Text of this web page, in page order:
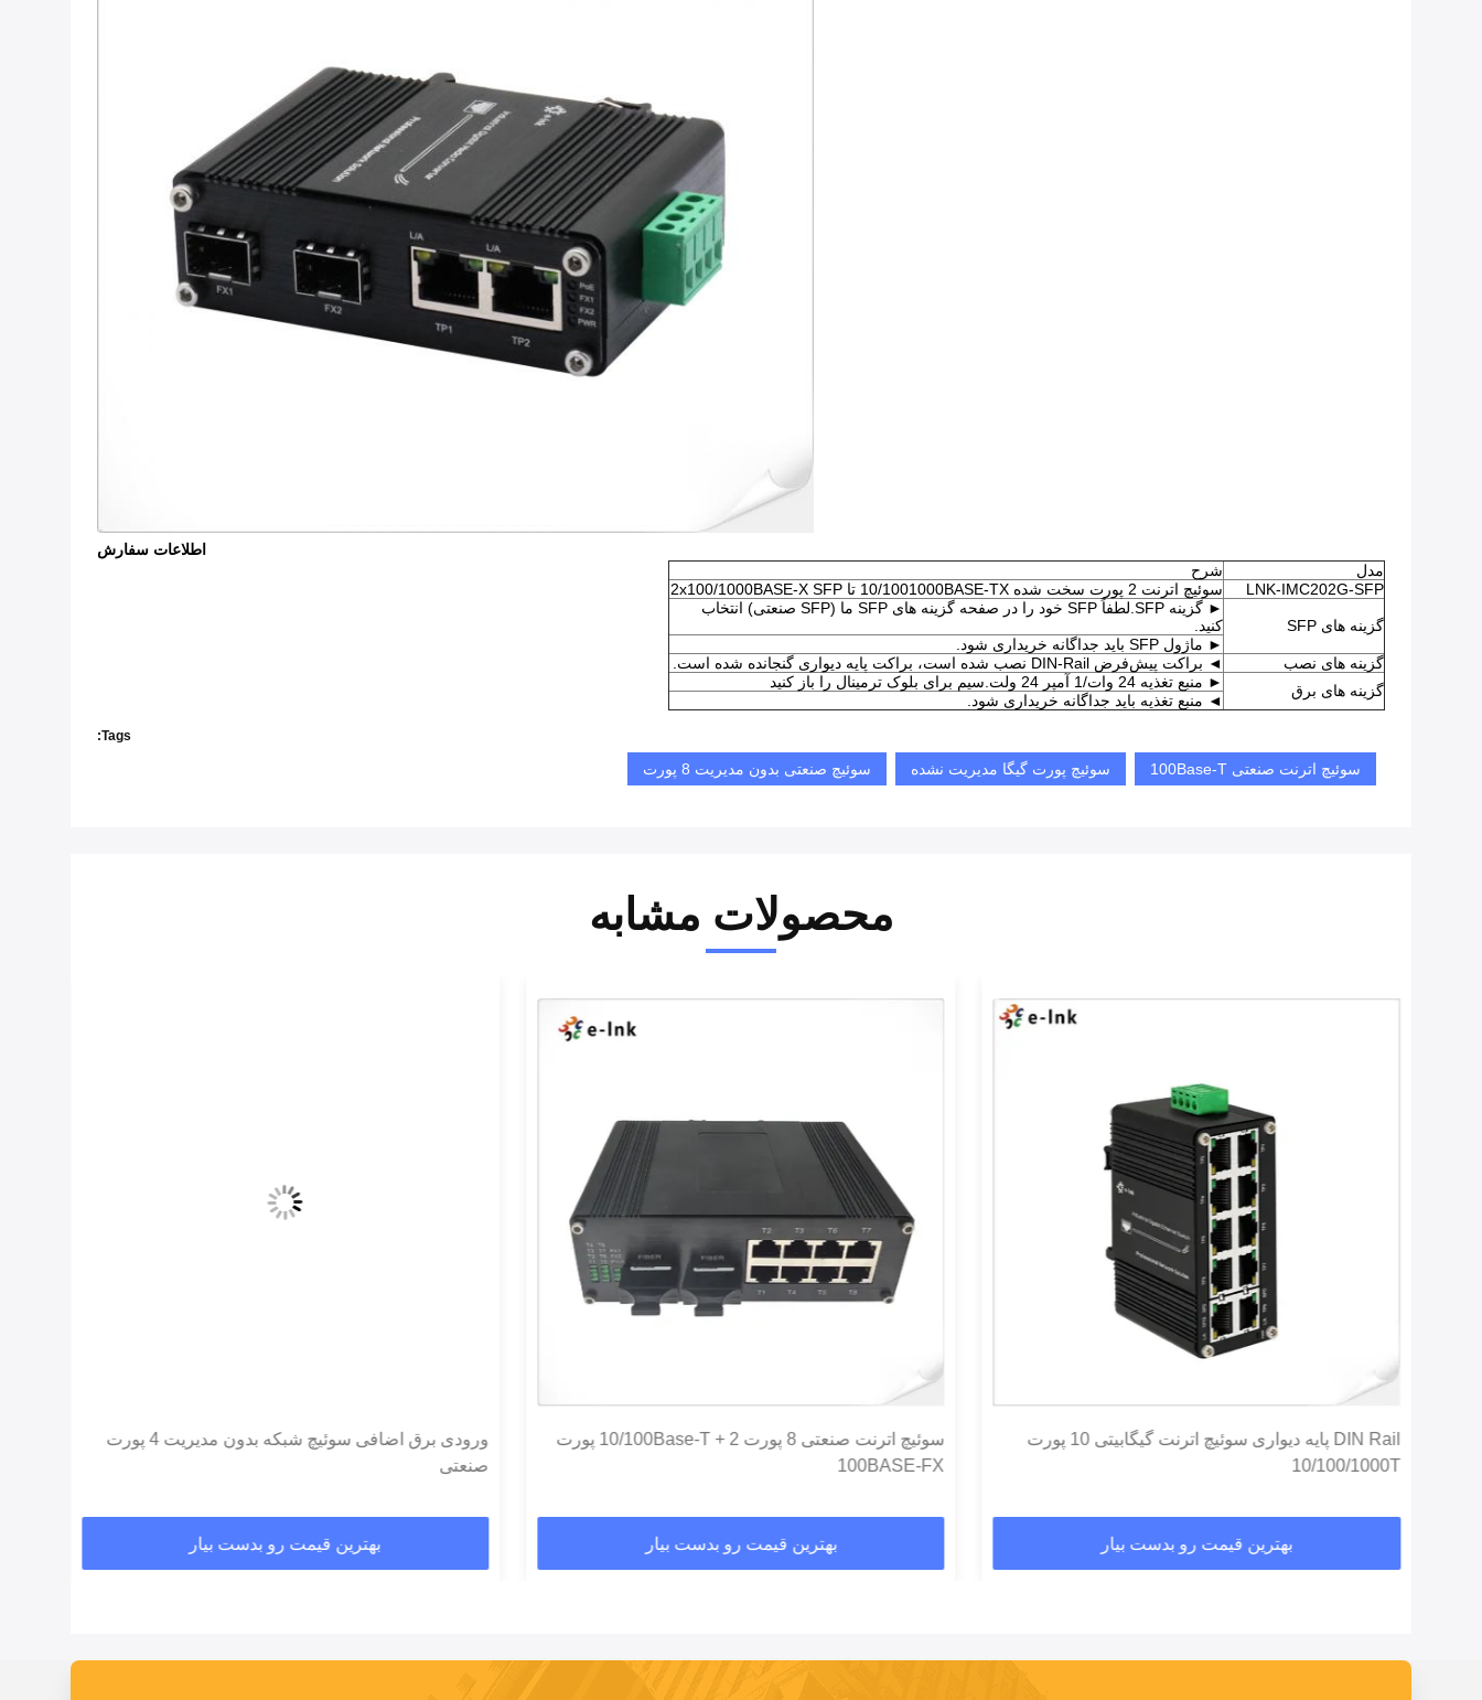
اطلاعات سفارش
مدل
شرح
LNK-IMC202G-SFP
سوئیچ اترنت 2 پورت سخت شده 10/1001000BASE-TX تا 2x100/1000BASE-X SFP
گزینه های SFP
► گزینه SFP.لطفاً SFP خود را در صفحه گزینه های SFP ما (SFP صنعتی) انتخاب
کنید.
► ماژول SFP باید جداگانه خریداری شود.
گزینه های نصب
◄ براکت پیش‌فرض DIN-Rail نصب شده است، براکت پایه دیواری گنجانده شده است.
گزینه های برق
► منبع تغذیه 24 وات/1 آمپر 24 ولت.سیم برای بلوک ترمینال را باز کنید
◄ منبع تغذیه باید جداگانه خریداری شود.
Tags:
سوئیچ اترنت صنعتی 100Base-T سوئیچ پورت گیگا مدیریت نشده سوئیچ صنعتی بدون مدیریت 8 پورت
محصولات مشابه
DIN Rail پایه دیواری سوئیچ اترنت گیگابیتی 10 پورت
10/100/1000T
بهترین قیمت رو بدست بیار
سوئیچ اترنت صنعتی 8 پورت 10/100Base-T + 2 پورت
100BASE-FX
بهترین قیمت رو بدست بیار
ورودی برق اضافی سوئیچ شبکه بدون مدیریت 4 پورت
صنعتی
بهترین قیمت رو بدست بیار